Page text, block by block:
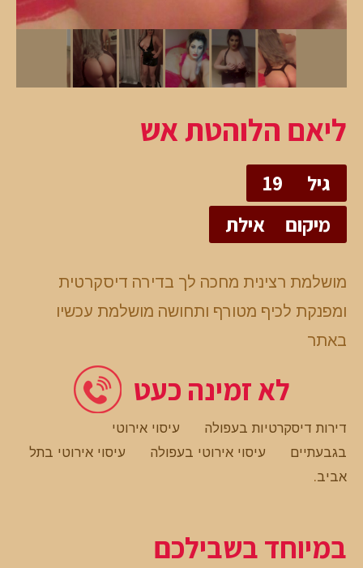
ליאם הלוהטת אש
גיל
19
מיקום
אילת
מושלמת רצינית מחכה לך בדירה דיסקרטית
ומפנקת לכיף מטורף ותחושה מושלמת עכשיו
באתר
לא זמינה כעט
דירות דיסקרטיות בעפולה
עיסוי אירוטי
בגבעתיים
עיסוי אירוטי בעפולה
עיסוי אירוטי בתל
אביב.
במיוחד בשבילכם